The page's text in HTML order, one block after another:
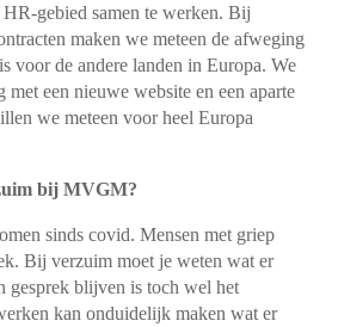
gebied samen te werken. Bij
maken we meteen de afweging
voor de andere landen in Europa. We
een nieuwe website en een aparte
we meteen voor heel Europa
bij MVGM?
sinds covid. Mensen met griep
Bij verzuim moet je weten wat er
gesprek blijven is toch wel het
kan onduidelijk maken wat er